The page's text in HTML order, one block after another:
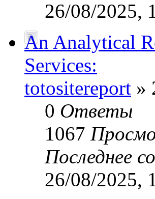
26/08/2025,
An Analytical
Services:
totositereport »
0 Ответы
1067
Последнее
26/08/2025,